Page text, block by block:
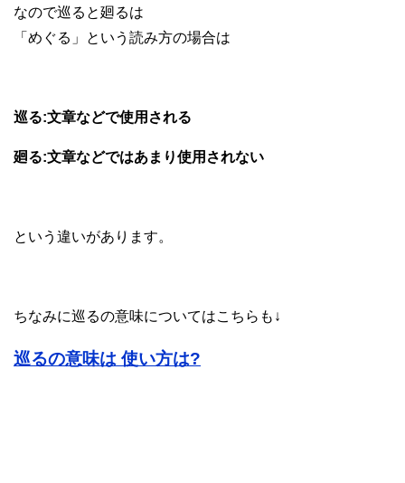
なので巡ると廻るは
「めぐる」という読み方の場合は
巡る:文章などで使用される
廻る:文章などではあまり使用されない
という違いがあります。
ちなみに巡るの意味についてはこちらも↓
巡るの意味は 使い方は?